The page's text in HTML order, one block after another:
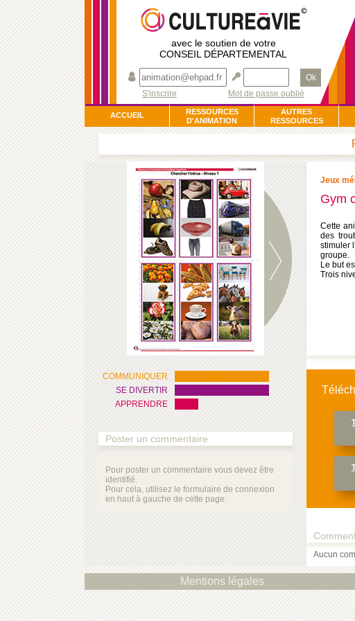
avec le soutien de votre
CONSEIL DÉPARTEMENTAL
Ok
S'inscrire
Mot de passe oublié
ACCUEIL
RESSOURCES
D'ANIMATION
AUTRES
RESSOURCES
COMMUNIQUER
SE DIVERTIR
APPRENDRE
Poster un commentaire
Pour poster un commentaire vous devez être
identifié.
Pour cela, utilisez le formulaire de connexion
en haut à gauche de cette page.
Jeux
Gym
Cette
des
stimuler
groupe.
Le but
Trois
Aucun
Mentions légales